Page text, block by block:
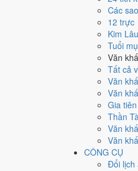
Các
12 trực
Kim
Tuổi
Văn
Tất cả
Văn
Văn
Gia
Thần
Văn
Văn
CÔNG CỤ
Đổi lịch
Cưới hỏi -
Trung bình
Cưới hỏi - đính
Cách tính
Khai trương
Rất tốt
Khai trương -
Cách tính
Ký hợp
Tốt
Ký hợp đồng -
Cách tính
Động thổ -